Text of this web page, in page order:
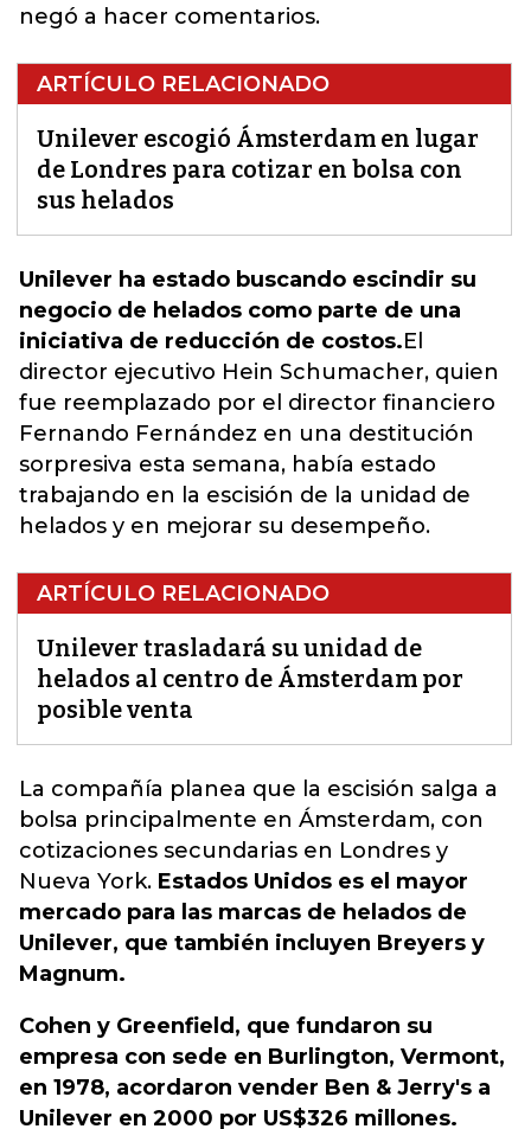
negó a hacer comentarios.
ARTÍCULO RELACIONADO
Unilever escogió Ámsterdam en lugar
de Londres para cotizar en bolsa con
sus helados
Unilever ha estado buscando escindir su
negocio de helados como parte de una
iniciativa de reducción de costos.El
director ejecutivo Hein Schumacher, quien
fue reemplazado por el director financiero
Fernando Fernández en una destitución
sorpresiva esta semana, había estado
trabajando en la escisión de la unidad de
helados y en mejorar su desempeño.
ARTÍCULO RELACIONADO
Unilever trasladará su unidad de
helados al centro de Ámsterdam por
posible venta
La compañía planea que la escisión salga a
bolsa principalmente en Ámsterdam, con
cotizaciones secundarias en Londres y
Nueva York. Estados Unidos es el mayor
mercado para las marcas de helados de
Unilever, que también incluyen Breyers y
Magnum.
Cohen y Greenfield, que fundaron su
empresa con sede en Burlington, Vermont,
en 1978, acordaron vender Ben & Jerry's a
Unilever en 2000 por US$326 millones.